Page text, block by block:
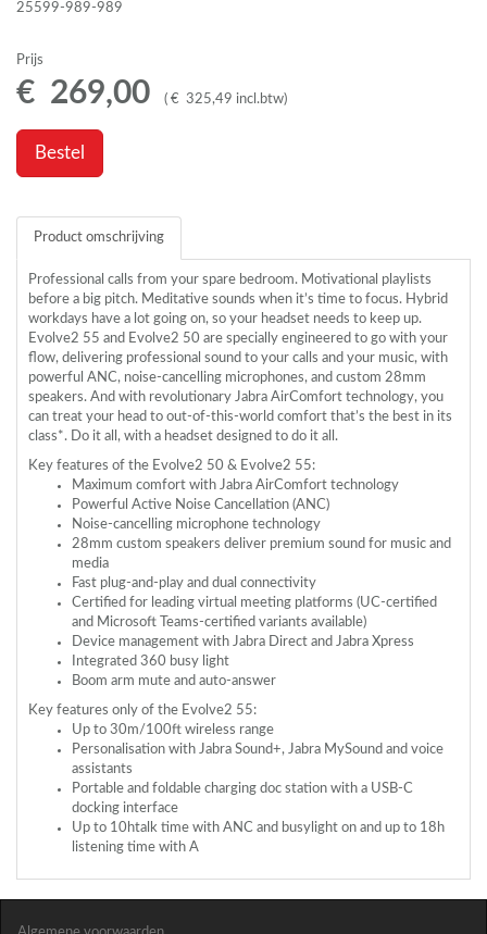
25599-989-989
Prijs
€ 269,00 ( € 325,49 incl.btw)
Bestel
Product omschrijving
Professional calls from your spare bedroom. Motivational playlists
before a big pitch. Meditative sounds when it’s time to focus. Hybrid
workdays have a lot going on, so your headset needs to keep up.
Evolve2 55 and Evolve2 50 are specially engineered to go with your
flow, delivering professional sound to your calls and your music, with
powerful ANC, noise-cancelling microphones, and custom 28mm
speakers. And with revolutionary Jabra AirComfort technology, you
can treat your head to out-of-this-world comfort that’s the best in its
class*. Do it all, with a headset designed to do it all.
Key features of the Evolve2 50 & Evolve2 55:
Maximum comfort with Jabra AirComfort technology
Powerful Active Noise Cancellation (ANC)
Noise-cancelling microphone technology
28mm custom speakers deliver premium sound for music and
media
Fast plug-and-play and dual connectivity
Certified for leading virtual meeting platforms (UC-certified
and Microsoft Teams-certified variants available)
Device management with Jabra Direct and Jabra Xpress
Integrated 360 busy light
Boom arm mute and auto-answer
Key features only of the Evolve2 55:
Up to 30m/100ft wireless range
Personalisation with Jabra Sound+, Jabra MySound and voice
assistants
Portable and foldable charging doc station with a USB-C
docking interface
Up to 10htalk time with ANC and busylight on and up to 18h
listening time with A